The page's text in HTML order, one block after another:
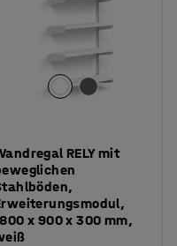
RELY mit
x 900 x 300 mm,